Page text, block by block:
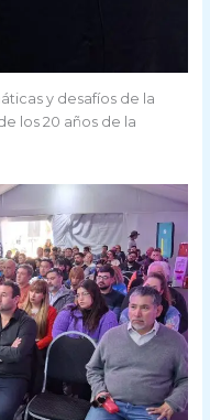
y desafíos de la
los 20 años de la